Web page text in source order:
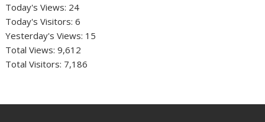
Today's Views: 24
Today's Visitors:6
Yesterday's Views: 15
Total Views:9,612
Total Visitors: 7,186